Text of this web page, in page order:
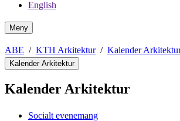
English
Meny
ABE KTH Arkitektur Kalender
Kalender Arkitektur
Kalender Arkitektur
Socialt evenemang